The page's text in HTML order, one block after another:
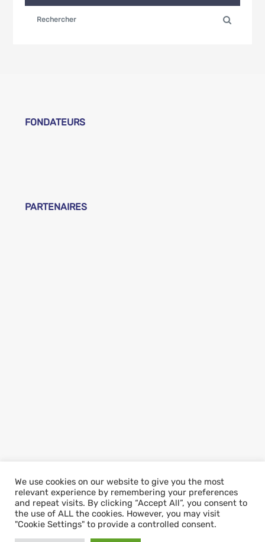
FONDATEURS
PARTENAIRES
We use cookies on our website to give you the most
relevant experience by remembering your preferences
and repeat visits. By clicking “Accept All”, you consent to
the use of ALL the cookies. However, you may visit
"Cookie Settings" to provide a controlled consent.